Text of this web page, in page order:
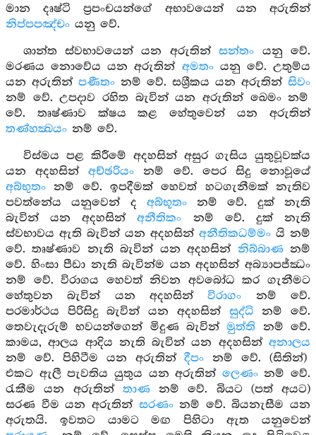
මාන දෘෂ්ටි ප්‍රපංචයන්ගේ අභාවයෙන් යන අරුතින්
නිප්පපඤ්චං යනු වේ.
ශාන්ත ස්වභාවයෙන් යන අරුතින්සන්තං යනු වේ.
මරණය නොවේය යන අරුතින් අමතංයනු වේ. උතුම්ය
යන අරුතින් පණීතං නම් වේ. සශ්‍රීකය යන අරුතින් සිවං
නම් වේ. උපදාව රහිත බැවින් යන අරුතින් ඛෙමං නම්
වේ. තෘෂ්ණාව ක්ෂය කළ හේතුවෙන් යන අරුතින්
තණ්හක්‍ඛයං නම් වේ.
විස්මය පළ කිරීමේ අදහසින් අසුර ගැසිය යුතුවූවක්ය
යන අදහසින්අච්ඡරියං නම් වේ. පෙර සිදු නොවූයේ
අබ්භුතං නම් වේ. ඉපදීමක් හෙවත් හටගැනීමක් නැතිව
පවත්නේය යනුවෙන් ද අබ්භූතංනම් වේ. දුක් නැති
බැවින් යන අදහසින්අනීතිකං නම් වේ. දුක් නැති
ස්වභාවය ඇති බැවින් යන අදහසින් අනීතිකධම්මං යි නම්
වේ. තෘෂ්ණාව නැති බැවින් යන අදහසින් නිබ්බාණ නම්
වේ. හිංසා පීඩා නැති බැවින්ම යන අදහසින් අබ්‍යාපජ්ඣං
නම් වේ. විරාගය හෙවත් නිවන අවබෝධ කර ගැනීමට
හේතුවන බැවින් යන අදහසින්විරාගං නම් වේ.
පරමාර්ථය පිරිසිදු බැවින් යන අදහසින් සුද්ධි නම් වේ.
තෙවැදැරුම් භවයන්ගෙන් මිදුණ බැවින්මුත්ති නම් වේ.
කාමය, ආලය ආදිය නැති බැවින් යන අදහසින් අනාලය
නම් වේ. පිහිටීම යන අරුතින්දීපං නම් වේ. (සිතින්)
එකට ඇලී පැවතිය යුතුය යන අරුතින් ලෙණංනම් වේ.
රැකීම යන අරුතින් තාණ නම් වේ. බියට (පත් අයට)
සරණ වීම යන අරුතින් සරණංනම් වේ. බියනැසීම යන
අරුතයි. ඉවතට යාමට මඟ පිහිටා ඇත යනුවෙන්